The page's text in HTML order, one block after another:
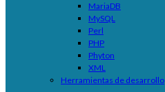
MariaDB
MySQL
Perl
PHP
Phyton
XML
Herramientas de desarrollo